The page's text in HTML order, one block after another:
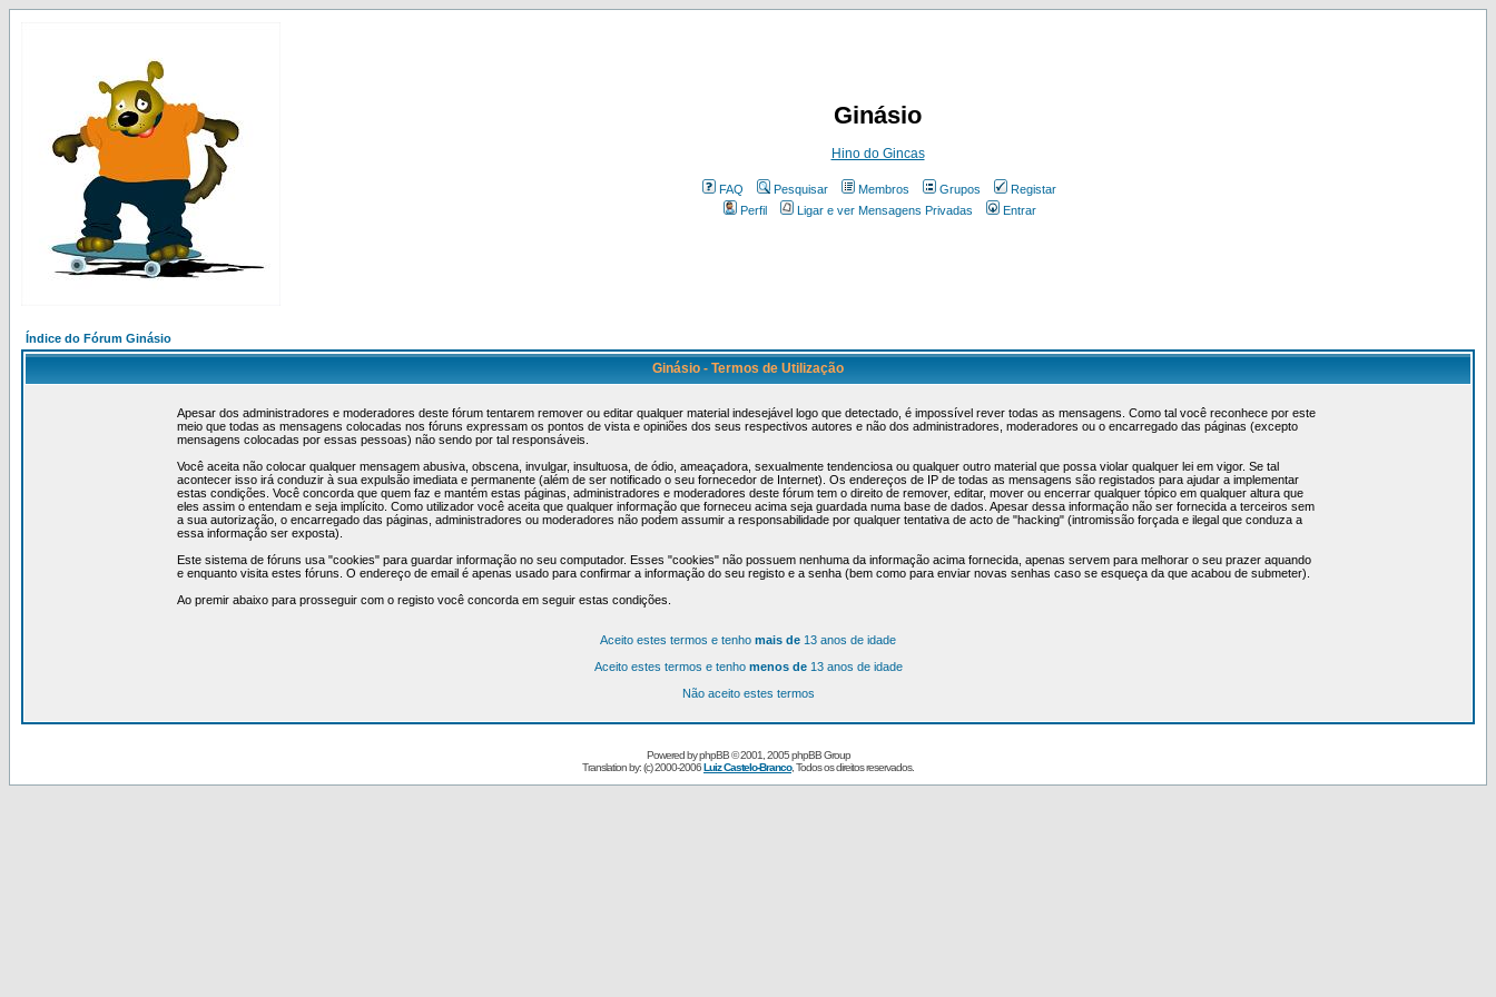
Ginásio
Hino do Gincas
FAQ Pesquisar Membros Grupos
Registar
Perfil
Ligar e ver Mensagens Privadas Entrar
Índice do Fórum Ginásio
Ginásio - Termos de Utilização
Apesar dos administradores e moderadores deste fórum tentarem remover ou editar qualquer material indesejável logo que detectado, é impossível rever todas as mensagens. Como tal você reconhece por este
meio que todas as mensagens colocadas nos fóruns expressam os pontos de vista e opiniões dos seus respectivos autores e não dos administradores, moderadores ou o encarregado das páginas (excepto
mensagens colocadas por essas pessoas) não sendo por tal responsáveis.
Você aceita não colocar qualquer mensagem abusiva, obscena, invulgar, insultuosa, de ódio, ameaçadora, sexualmente tendenciosa ou qualquer outro material que possa violar qualquer lei em vigor. Se tal
acontecer isso irá conduzir à sua expulsão imediata e permanente (além de ser notificado o seu fornecedor de Internet). Os endereços de IP de todas as mensagens são registados para ajudar a implementar
estas condições. Você concorda que quem faz e mantém estas páginas, administradores e moderadores deste fórum tem o direito de remover, editar, mover ou encerrar qualquer tópico em qualquer altura que
eles assim o entendam e seja implícito. Como utilizador você aceita que qualquer informação que forneceu acima seja guardada numa base de dados. Apesar dessa informação não ser fornecida a terceiros sem
a sua autorização, o encarregado das páginas, administradores ou moderadores não podem assumir a responsabilidade por qualquer tentativa de acto de "hacking" (intromissão forçada e ilegal que conduza a
essa informação ser exposta).
Este sistema de fóruns usa "cookies" para guardar informação no seu computador. Esses "cookies" não possuem nenhuma da informação acima fornecida, apenas servem para melhorar o seu prazer aquando
e enquanto visita estes fóruns. O endereço de email é apenas usado para confirmar a informação do seu registo e a senha (bem como para enviar novas senhas caso se esqueça da que acabou de submeter).
Ao premir abaixo para prosseguir com o registo você concorda em seguir estas condições.
Aceito estes termos e tenho mais de 13 anos de idade
Aceito estes termos e tenho menos de13 anos de idade
Não aceito estes termos
Powered byphpBB© 2001, 2005 phpBB Group
Translation by: (c) 2000-2006Luiz Castelo-Branco, Todos os direitos reservados.